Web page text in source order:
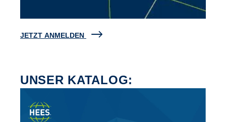
JETZT ANMELDEN
UNSER KATALOG: